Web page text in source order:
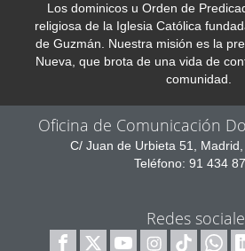
Los dominicos u Orden de
religiosa de la Iglesia Católica
de Guzmán. Nuestra misión es la
Nueva, que brota de una vida de
comunidad.
Oficina de Comunicación
C/ Juan de Urbieta 51,
Teléfono: 91 434
Redes